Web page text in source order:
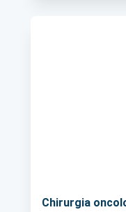
Chirurgia